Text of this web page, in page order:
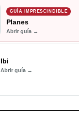
GUÍA IMPRESCINDIBLE
Planes
Abrir guía →
Ibi
Abrir guía →